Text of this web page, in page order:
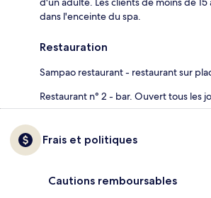
dans l'enceinte du spa.
Restauration
Sampao restaurant - restaurant sur
Restaurant n° 2 - bar. Ouvert tous les
Frais et politiques
Cautions remboursables